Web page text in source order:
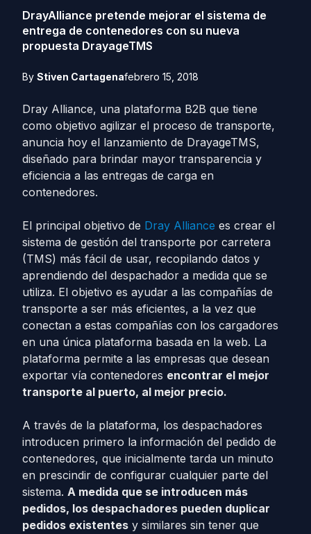
DrayAlliance pretende mejorar el sistema de
entrega de contenedores con su nueva
propuesta DrayageTMS
By Stiven Cartagenafebrero 15, 2018
Dray Alliance, una plataforma B2B que tiene
como objetivo agilizar el proceso de transporte,
anuncia hoy el lanzamiento de DrayageTMS,
diseñado para brindar mayor transparencia y
eficiencia a las entregas de carga en
contenedores.
El principal objetivo de Dray Alliance es crear el
sistema de gestión del transporte por carretera
(TMS) más fácil de usar, recopilando datos y
aprendiendo del despachador a medida que se
utiliza. El objetivo es ayudar a las compañías de
transporte a ser más eficientes, a la vez que
conectan a estas compañías con los cargadores
en una única plataforma basada en la web. La
plataforma permite a las empresas que desean
exportar vía contenedores encontrar el mejor
transporte al puerto, al mejor precio.
A través de la plataforma, los despachadores
introducen primero la información del pedido de
contenedores, que inicialmente tarda un minuto
en prescindir de configurar cualquier parte del
sistema. A medida que se introducen más
pedidos, los despachadores pueden duplicar
pedidos existentes y similares sin tener que